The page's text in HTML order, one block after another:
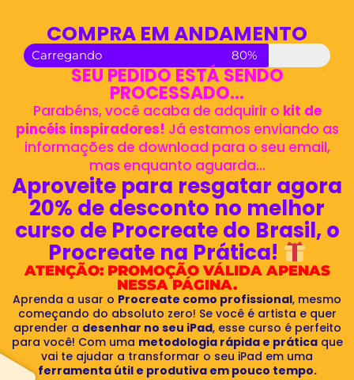
COMPRA EM ANDAMENTO
Carregando 80%
SEU PEDIDO ESTÁ SENDO
PROCESSADO...
Parabéns, você acaba de adquirir o kit de
pincéis inspiradores! Já estamos enviando as
informações de download para o seu email,
mas enquanto aguarda...
Aproveite para resgatar agora
20% de desconto no melhor
curso de Procreate do Brasil, o
Procreate na Prática!
ATENÇÃO: PROMOÇÃO VÁLIDA APENAS
NESSA PÁGINA.
Aprenda a usar o Procreate como profissional, mesmo
começando do absoluto zero! Se você é artista e quer
aprender a desenhar no seu iPad, esse curso é perfeito
para você! Com uma metodologia rápida e práticaque
vai te ajudar a transformar o seu iPad em uma
ferramenta útil e produtiva em pouco tempo.